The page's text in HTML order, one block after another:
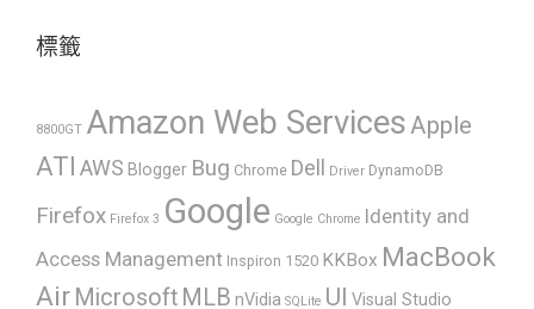
標籤
8800GT Amazon Web Services Apple
ATI AWS Blogger Bug Chrome Dell Driver DynamoDB
Firefox Firefox 3 Google Google Chrome
Identity and
Access Management Inspiron 1520 KKBox MacBook
Air Microsoft MLB nVidia SQLite UI Visual Studio